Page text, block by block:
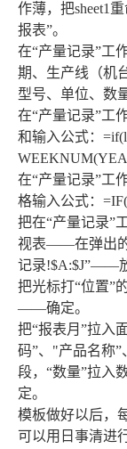
作薄，把sheet1
报表”。
在“产量记录”工
期、生产线（机
型号、单位、数
在“产量记录”工
和输入公式：
在“产量记录”工
格输入公式：
把在“产量记录”
视表——在弹出
记录!$A:$J”——
把光标打“位置”
——确定。
把“报表月”拉入
码”、"产品名称”
段，“数量”拉入
定。
模板做好以后，
可以用日事清进